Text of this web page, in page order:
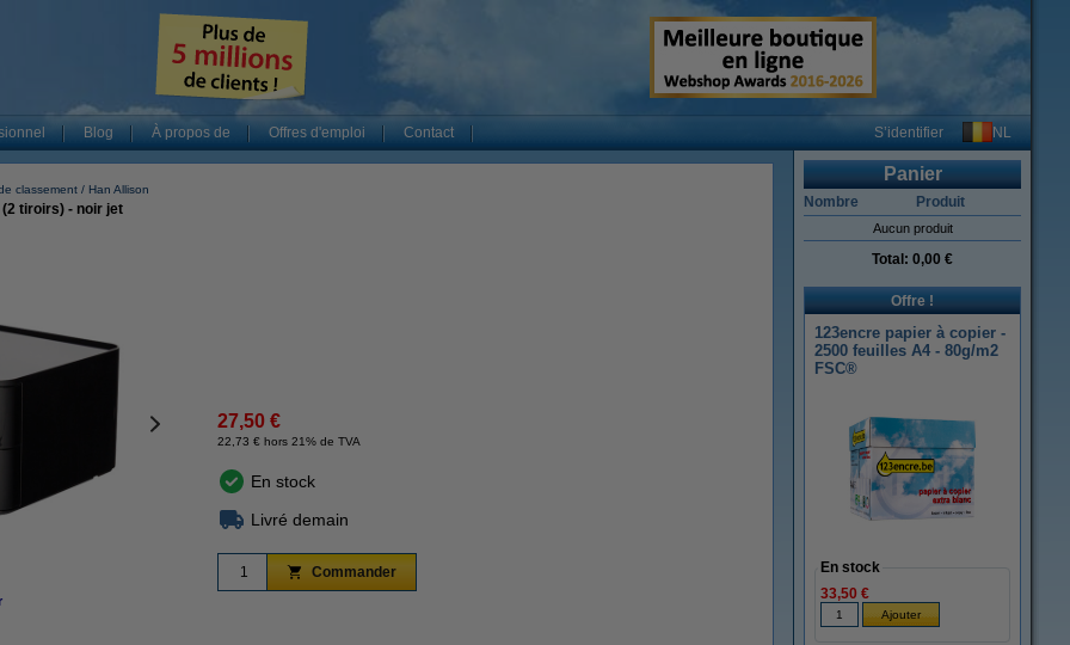
Blog À propos de Offres d'emploi Contact S’identifier NL
classement Han Allison
tiroirs) - noir jet
27,50 €
22,73 € hors 21% de TVA
En stock
Livré demain
Commander
Panier
Nombre Produit
Aucun produit
Total: 0,00 €
Offre !
123encre papier à copier -
2500 feuilles A4 - 80g/m2
FSC®
En stock
33,50 €